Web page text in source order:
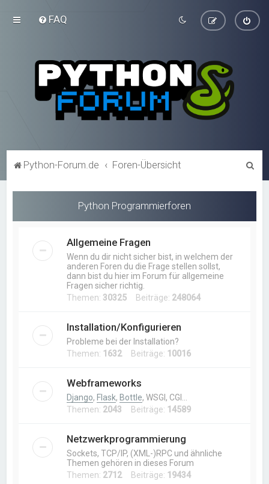
FAQ
Python-Forum.de Foren-Übersicht
Python Programmierforen
Allgemeine Fragen
Wenn du dir nicht sicher bist, in welchem der
anderen Foren du die Frage stellen sollst,
dann bist du hier im Forum für allgemeine
Fragen sicher richtig.
Themen: 30325 Beiträge: 248064
Installation/Konfigurieren
Probleme bei der Installation?
Themen: 1632Beiträge: 10016
Webframeworks
Django, Flask, Bottle, WSGI, CGI…
Themen: 2043 Beiträge: 14589
Netzwerkprogrammierung
Sockets, TCP/IP, (XML-)RPC und ähnliche
Themen gehören in dieses Forum
Themen: 2712Beiträge: 19434